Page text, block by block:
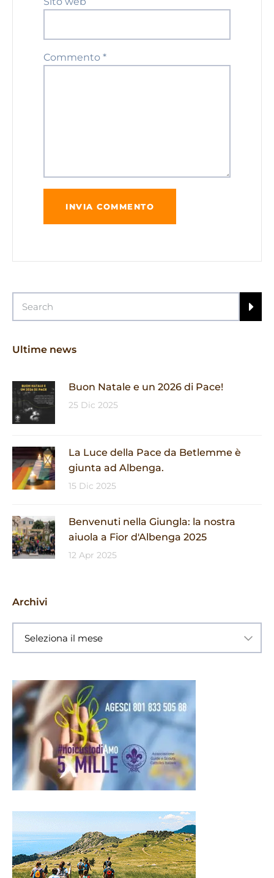
Commento *
Ultime news
Buon Natale e un 2026 di Pace!
25 Dic 2025
La Luce della Pace da Betlemme è
giunta ad Albenga.
15 Dic 2025
Benvenuti nella Giungla: la nostra
aiuola a Fior d'Albenga 2025
12 Apr 2025
Archivi